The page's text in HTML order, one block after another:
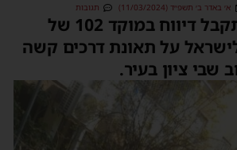
א׳ באדר ב׳ תשפ״ד (11/03/2024) תגובות
מוקדם יותר התקבל דיווח במוקד 102 של
על תאונת דרכים קשה
שבי ציון בעיר.